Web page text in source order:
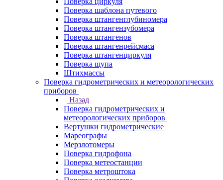
Поверка шаблона путевого
Поверка штангенглубиномера
Поверка штангензубомера
Поверка штангенов
Поверка штангенрейсмаса
Поверка штангенциркуля
Поверка щупа
Штихмассы
Поверка гидрометрических и метеорологических
приборов
Назад
Поверка гидрометрических и
метеорологических приборов
Вертушки гидрометрические
Мареографы
Мерзлотомеры
Поверка гидрофона
Поверка метеостанции
Поверка метроштока